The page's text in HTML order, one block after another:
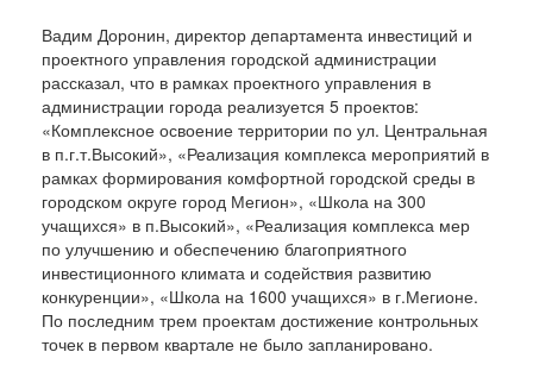
Вадим Доронин, директор департамента инвестиций и
проектного управления городской администрации
рассказал, что в рамках проектного управления в
администрации города реализуется 5 проектов:
«Комплексное освоение территории по ул. Центральная
в п.г.т.Высокий», «Реализация комплекса мероприятий в
рамках формирования комфортной городской среды в
городском округе город Мегион», «Школа на 300
учащихся» в п.Высокий», «Реализация комплекса мер
по улучшению и обеспечению благоприятного
инвестиционного климата и содействия развитию
конкуренции», «Школа на 1600 учащихся» в г.Мегионе.
По последним трем проектам достижение контрольных
точек в первом квартале не было запланировано.